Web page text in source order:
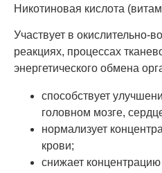
Никотиновая кислота
Участвует в окислительно-
реакциях, процессах
энергетического обмена
способствует
головном мозге,
нормализует
крови;
снижает